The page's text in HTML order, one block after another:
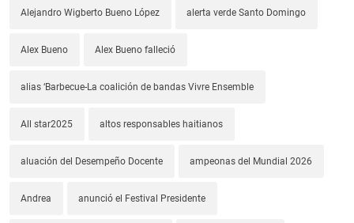
Alejandro Wigberto Bueno López alerta verde Santo Domingo
Alex Bueno Alex Bueno falleció
alias ‘Barbecue-La coalición de bandas Vivre Ensemble
All star2025 altos responsables haitianos
aluación del Desempeño Docente ampeonas del Mundial 2026
Andrea anunció el Festival Presidente